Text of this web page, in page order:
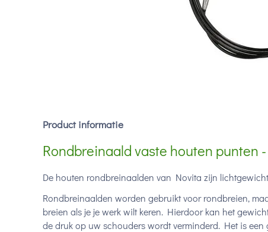
Product informatie
Rondbreinaald vaste houten punten
De houten rondbreinaalden van Novita zijn
Rondbreinaalden worden gebruikt voor rondbreien,
breien als je je werk wilt keren. Hierdoor kan het
de druk op uw schouders wordt verminderd. Het is